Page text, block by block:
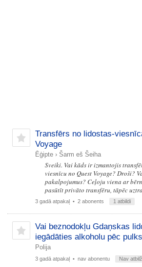
Transfērs no lidostas-
Voyage
Ēģipte › Šarm eš Šeiha
Sveiki. Vai kāds ir izmantojis
viesnīcu no Quest Voyage? Droši?
pakalpojumus? Ceļoju viena ar
pasūtīt privāto transfēru, tāpēc
3 gadā atpakaļ • 2 abonents 1 atbildi
Vai beznodokļu Gdaņskas
iegādāties alkoholu pēc
Polija
3 gadā atpakaļ • nav abonentu Nav